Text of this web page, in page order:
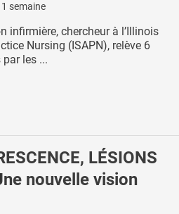
semaine
infirmière, chercheur à l’Illinois
Nursing (ISAPN), relève 6
les ...
LÉSIONS
nouvelle vision